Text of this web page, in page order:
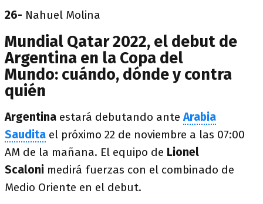
26- Nahuel Molina
Mundial Qatar 2022, el debut de
Argentina en la Copa del
Mundo: cuándo, dónde y contra
quién
Argentina estará debutando anteArabia
Saudita el próximo 22 de noviembre a las 07:00
AM de la mañana. El equipo de Lionel
Scaloni medirá fuerzas con el combinado de
Medio Oriente en el debut.